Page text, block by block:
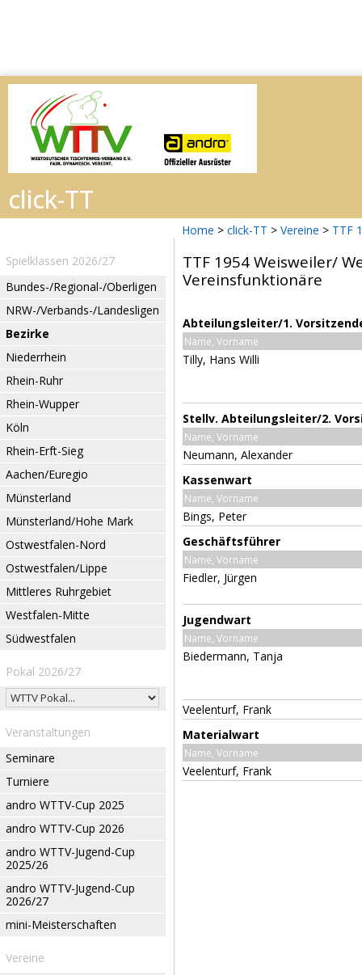
Home > click-TT > Vereine > TTF
Spielklassen 2026/27
Bundes-/Regional-/Oberligen
NRW-/Verbands-/Landesligen
Bezirke
Niederrhein
Rhein-Ruhr
Rhein-Wupper
Köln
Rhein-Erft-Sieg
Aachen/Euregio
Münsterland
Münsterland/Hohe Mark
Ostwestfalen-Nord
Ostwestfalen/Lippe
Mittleres Ruhrgebiet
Westfalen-Mitte
Südwestfalen
Pokal 2026/27
Veranstaltungen
Seminare
Turniere
andro WTTV-Cup 2025
andro WTTV-Cup 2026
andro WTTV-Jugend-Cup
2025/26
andro WTTV-Jugend-Cup
2026/27
mini-Meisterschaften
Vereine
TTF 1954 Weisweiler/
Vereinsfunktionäre
Abteilungsleiter/1.
Name, Vorname
Tilly, Hans Willi
Stellv. Abteilungsleiter/2.
Name, Vorname
Neumann, Alexander
Kassenwart
Name, Vorname
Bings, Peter
Geschäftsführer
Name, Vorname
Fiedler, Jürgen
Jugendwart
Name, Vorname
Biedermann, Tanja
Veelenturf, Frank
Materialwart
Name, Vorname
Veelenturf, Frank